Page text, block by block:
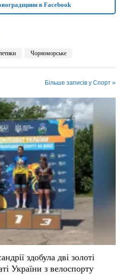
в Facebook
Чорноморське
Більше записів у Спорт »
здобула дві золоті
України з велоспорту